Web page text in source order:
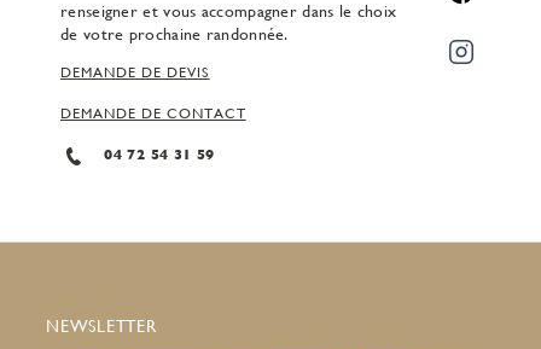
renseigner et vous accompagner dans le choix
de votre prochaine randonnée.
DEMANDE DE DEVIS
DEMANDE DE CONTACT
04 72 54 31 59
NEWSLETTER